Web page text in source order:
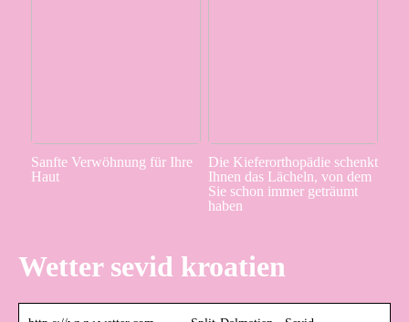
Sanfte Verwöhnung für Ihre
Haut
Die Kieferorthopädie schenkt
Ihnen das Lächeln, von dem
Sie schon immer geträumt
haben
Wetter sevid kroatien